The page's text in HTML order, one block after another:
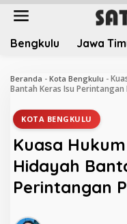
L
Bengkulu Jawa
Beranda - Kota Bengkulu -
Bantah Keras Isu Perintangan
KOTA BENGKULU
Kuasa
Hidayah
Perintangan